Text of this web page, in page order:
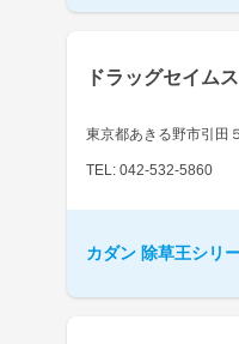
ドラッグセイム
東京都あきる野市引田
TEL: 042-532-5860
カダン 除草王シリ